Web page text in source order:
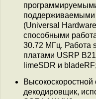
поддерживаемыми
(Universal
способными
30.72 МГц. Работа
платами USRP
limeSDR и bladeRF;
декодировщик,